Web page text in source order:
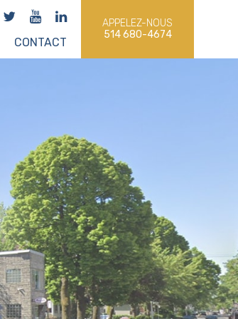
CONTACT
APPELEZ-NOUS
514 680-4674